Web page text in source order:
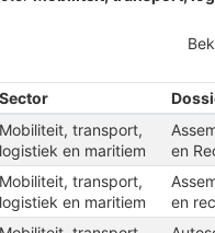
Sector
Mobiliteit, transport,
logistiek en maritiem
en
Mobiliteit, transport,
logistiek en maritiem
en